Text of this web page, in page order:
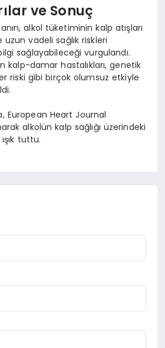
ve Sonuç
alkol tüketiminin kalp atışları
vadeli sağlık riskleri
sağlayabileceği vurgulandı.
kalp-damar hastalıkları, genetik
riski gibi birçok olumsuz etkiyle
European Heart Journal
alkolün kalp sağlığı üzerindeki
tuttu.